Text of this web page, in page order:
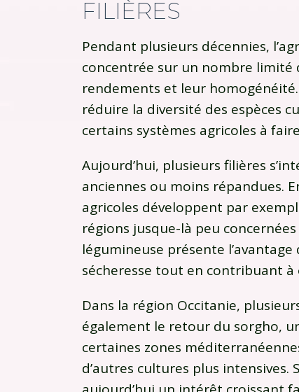
FILIÈRES
Pendant plusieurs décennies,
concentrée sur un nombre limité
rendements et leur
réduire la diversité des espèces
certains systèmes agricoles à
Aujourd’hui, plusieurs filières
anciennes ou moins répandues.
agricoles développent par
régions jusque-là peu
légumineuse présente
sécheresse tout en contribuant
Dans la région Occitanie,
également le retour du sorgho,
certaines zones
d’autres cultures plus